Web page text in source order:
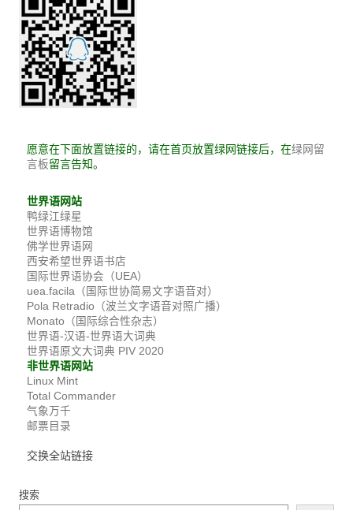
愿意在下面放置链接的，请在首页放置绿网链接后，在绿网留
言板留言告知。
世界语网站
鸭绿江绿星
世界语博物馆
佛学世界语网
西安希望世界语书店
国际世界语协会（UEA）
uea.facila（国际世协简易文字语音对）
Pola Retradio（波兰文字语音对照广播）
Monato（国际综合性杂志）
世界语-汉语-世界语大词典
世界语原文大词典 PIV 2020
非世界语网站
Linux Mint
Total Commander
气象万千
邮票目录
交换全站链接
搜索